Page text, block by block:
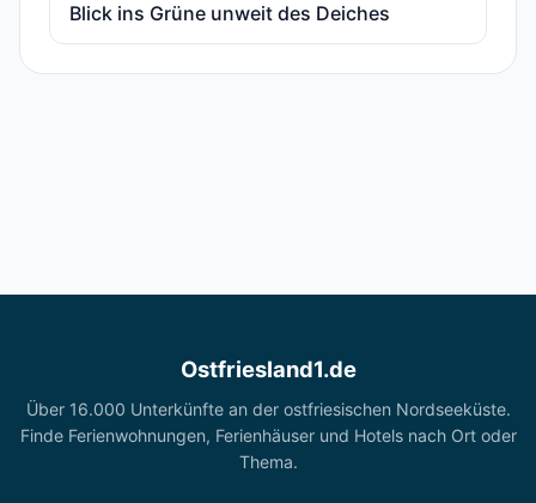
Blick ins Grüne unweit des Deiches
Ostfriesland1.de
Über 16.000 Unterkünfte an der ostfriesischen Nordseeküste.
Finde Ferienwohnungen, Ferienhäuser und Hotels nach Ort oder
Thema.